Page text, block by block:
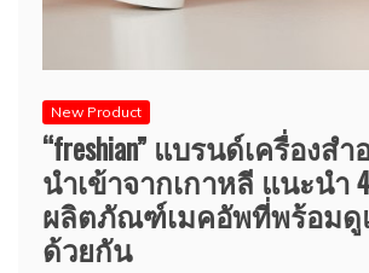
New Product
“freshian” แบรนด์เครื่องส
นำเข้าจากเกาหลี แนะนำ 4
ผลิตภัณฑ์เมคอัพที่พร้อมดู
ด้วยกัน